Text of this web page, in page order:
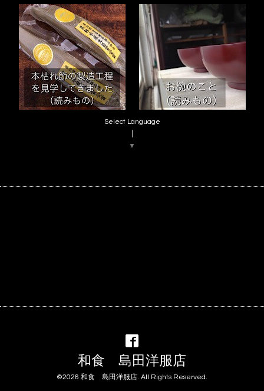
Select Language
▼
和食 島田洋服店
©2026 和食 島田洋服店. All Rights Reserved.